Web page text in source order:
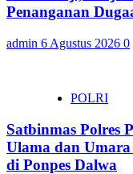
Penanganan
admin 6 Agustus 2026 0
POLRI
Satbinmas Polres
Ulama dan
di Ponpes Dalwa